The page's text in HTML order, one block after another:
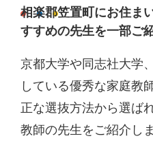
相楽郡笠置町にお住ま
すすめの先生を一部ご
京都大学や同志社大学
している優秀な家庭教
正な選抜方法から選ば
教師の先生をご紹介し